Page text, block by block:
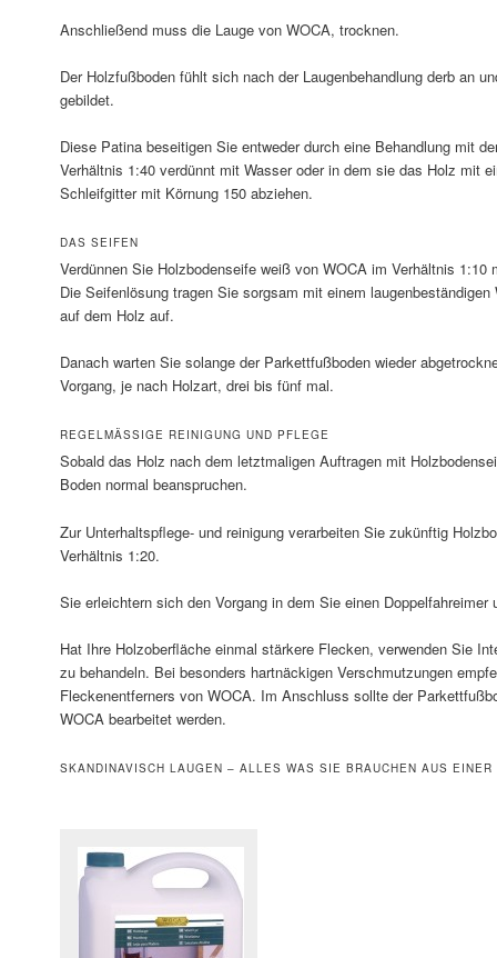
Anschließend muss die Lauge von WOCA, trocknen.
Der Holzfußboden fühlt sich nach der Laugenbehandlung derb an
gebildet.
Diese Patina beseitigen Sie entweder durch eine Behandlung mit
Verhältnis 1:40 verdünnt mit Wasser oder in dem sie das Holz mit
Schleifgitter mit Körnung 150 abziehen.
DAS SEIFEN
Verdünnen Sie Holzbodenseife weiß von WOCA im Verhältnis 1:10
Die Seifenlösung tragen Sie sorgsam mit einem
auf dem Holz auf.
Danach warten Sie solange der Parkettfußboden wieder
Vorgang, je nach Holzart, drei bis fünf mal.
REGELMÄSSIGE REINIGUNG UND PFLEGE
Sobald das Holz nach dem letztmaligen Auftragen mit
Boden normal beanspruchen.
Zur Unterhaltspflege- und reinigung verarbeiten Sie zukünftig
Verhältnis 1:20.
Sie erleichtern sich den Vorgang in dem Sie einen Doppelfahreimer
Hat Ihre Holzoberfläche einmal stärkere Flecken, verwenden Sie
zu behandeln. Bei besonders hartnäckigen Verschmutzungen
Fleckenentferners von WOCA. Im Anschluss sollte der
WOCA bearbeitet werden.
SKANDINAVISCH LAUGEN – ALLES WAS SIE BRAUCHEN AUS EINER